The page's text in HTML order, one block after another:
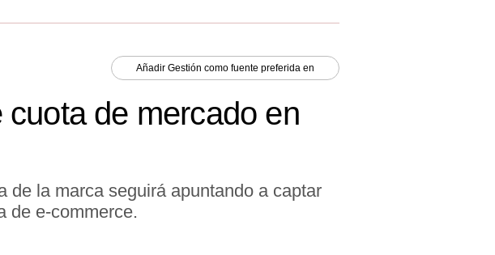
Añadir Gestión como fuente preferida en
de mercado en
de la marca seguirá apuntando a captar
de e-commerce.